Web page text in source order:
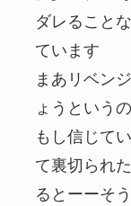
ダレること
ています
まあリベン
ょうという
もし信じて
て裏切られ
るとーーそ